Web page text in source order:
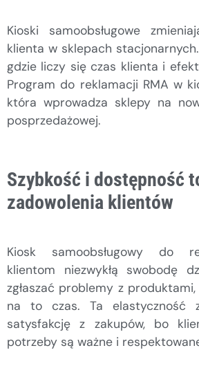
Kioski samoobsługowe
klienta w sklepach
gdzie liczy się czas klienta i
Program do reklamacji RMA w
która wprowadza sklepy na
posprzedażowej.
Szybkość i dostępność
zadowolenia klientów
Kiosk samoobsługowy do
klientom niezwykłą swobodę
zgłaszać problemy z
na to czas. Ta elastyczność
satysfakcję z zakupów, bo
potrzeby są ważne i